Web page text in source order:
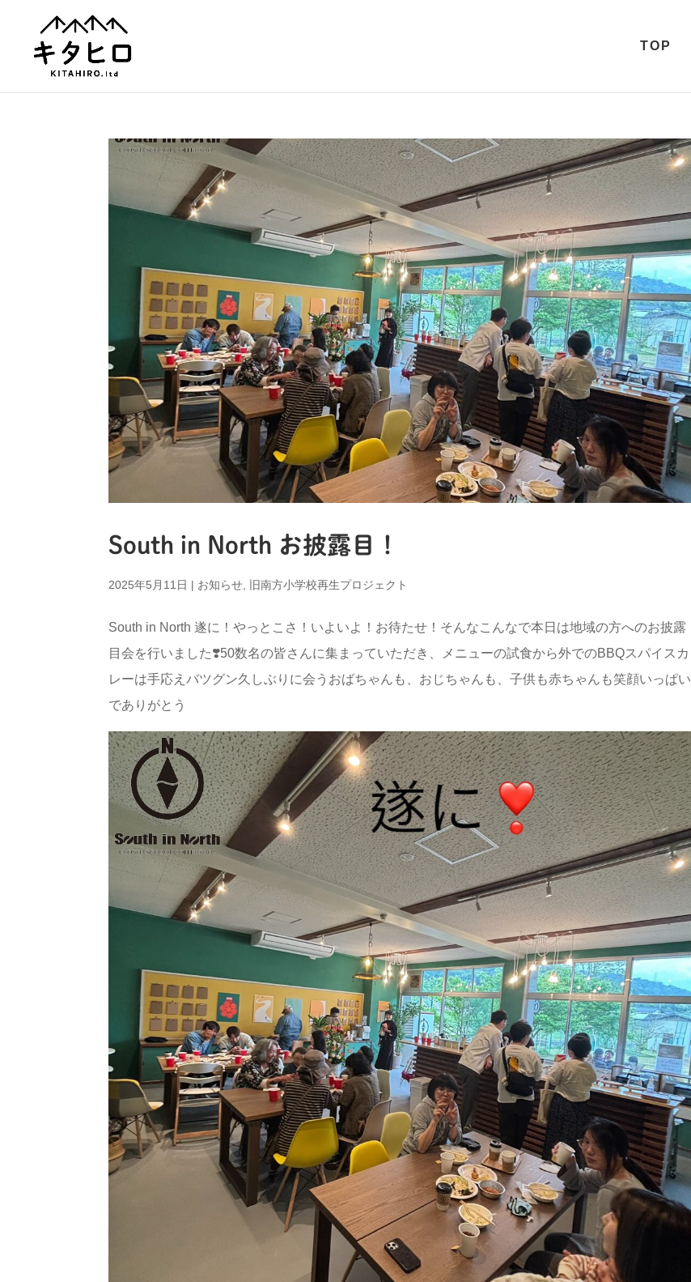
TOP
South in North お披露目！
2025年5月11日 | お知らせ, 旧南方小学校再生プロジェクト
South in North 遂に！やっとこさ！いよいよ！お待たせ！そんなこんなで本日は地域の方へのお披露
目会を行いました❣️50数名の皆さんに集まっていただき、メニューの試食から外でのBBQスパイスカ
レーは手応えバツグン久しぶりに会うおばちゃんも、おじちゃんも、子供も赤ちゃんも笑顔いっぱい
でありがとう